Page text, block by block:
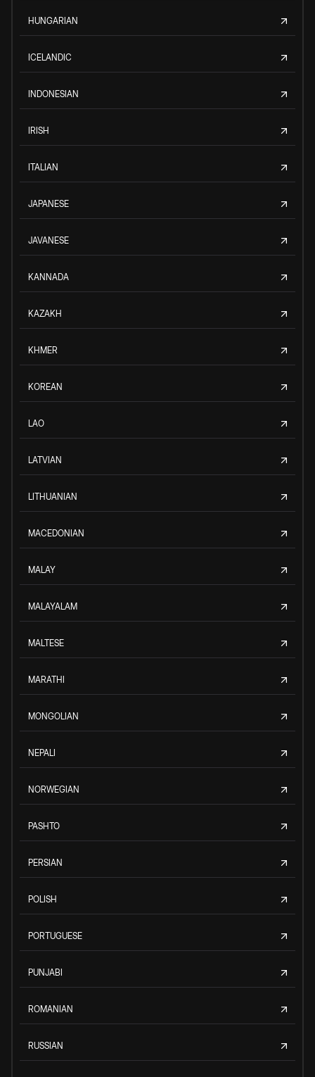
HUNGARIAN
ICELANDIC
INDONESIAN
IRISH
ITALIAN
JAPANESE
JAVANESE
KANNADA
KAZAKH
KHMER
KOREAN
LAO
LATVIAN
LITHUANIAN
MACEDONIAN
MALAY
MALAYALAM
MALTESE
MARATHI
MONGOLIAN
NEPALI
NORWEGIAN
PASHTO
PERSIAN
POLISH
PORTUGUESE
PUNJABI
ROMANIAN
RUSSIAN